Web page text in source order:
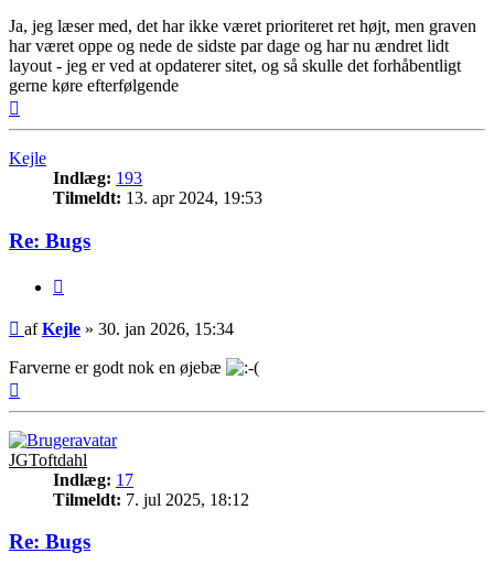
Ja, jeg læser med, det har ikke været prioriteret ret højt, men graven
har været oppe og nede de sidste par dage og har nu ændret lidt
layout - jeg er ved at opdaterer sitet, og så skulle det forhåbentligt
gerne køre efterfølgende
Kejle
Indlæg: 193
Tilmeldt: 13. apr 2024, 19:53
Re: Bugs
Indlæg
afKejle » 30. jan 2026, 15:34
Farverne er godt nok en øjebæ
JGToftdahl
Indlæg: 17
Tilmeldt: 7. jul 2025, 18:12
Re: Bugs